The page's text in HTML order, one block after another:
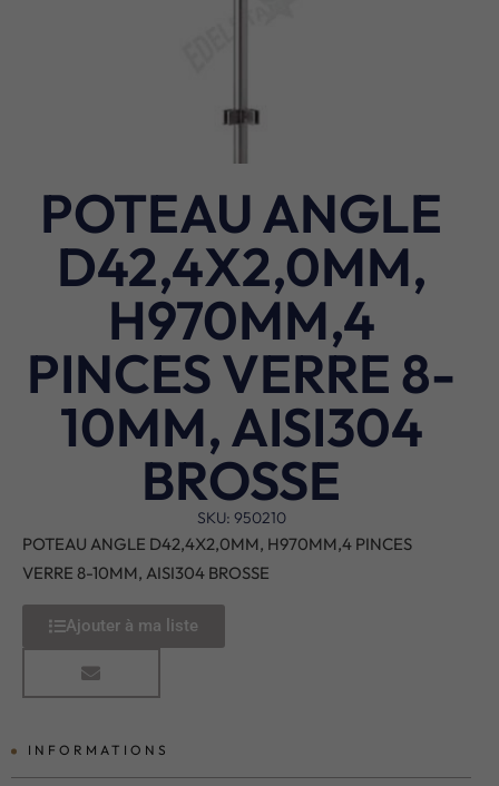
POTEAU ANGLE
D42,4X2,0MM,
H970MM,4
PINCES VERRE 8-
10MM, AISI304
BROSSE
SKU: 950210
POTEAU ANGLE D42,4X2,0MM, H970MM,4 PINCES
VERRE 8-10MM, AISI304 BROSSE
Ajouter à ma liste
INFORMATIONS